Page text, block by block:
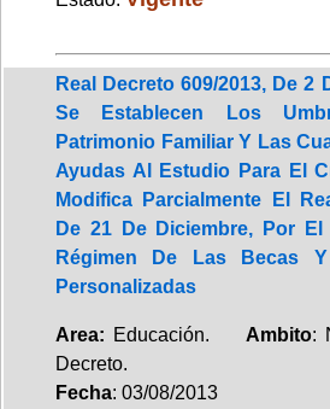
Real Decreto 609/2013, De 2
Se Establecen Los
Patrimonio Familiar Y Las
Ayudas Al Estudio Para El
Modifica Parcialmente El
De 21 De Diciembre, Por El
Régimen De Las Becas
Personalizadas
Area: Educación. Ambito:
Decreto.
Fecha: 03/08/2013